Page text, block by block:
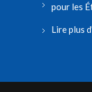
pour les
Lire plus